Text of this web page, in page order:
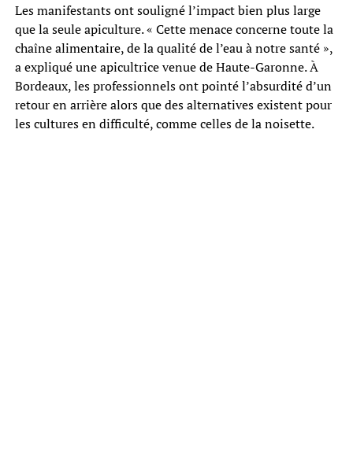
Les manifestants ont souligné l’impact bien plus large
que la seule apiculture. « Cette menace concerne toute la
chaîne alimentaire, de la qualité de l’eau à notre santé »,
a expliqué une apicultrice venue de Haute-Garonne. À
Bordeaux, les professionnels ont pointé l’absurdité d’un
retour en arrière alors que des alternatives existent pour
les cultures en difficulté, comme celles de la noisette.